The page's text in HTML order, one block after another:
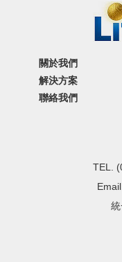
關於我們
解決方案
聯絡我們
TEL.
Email.